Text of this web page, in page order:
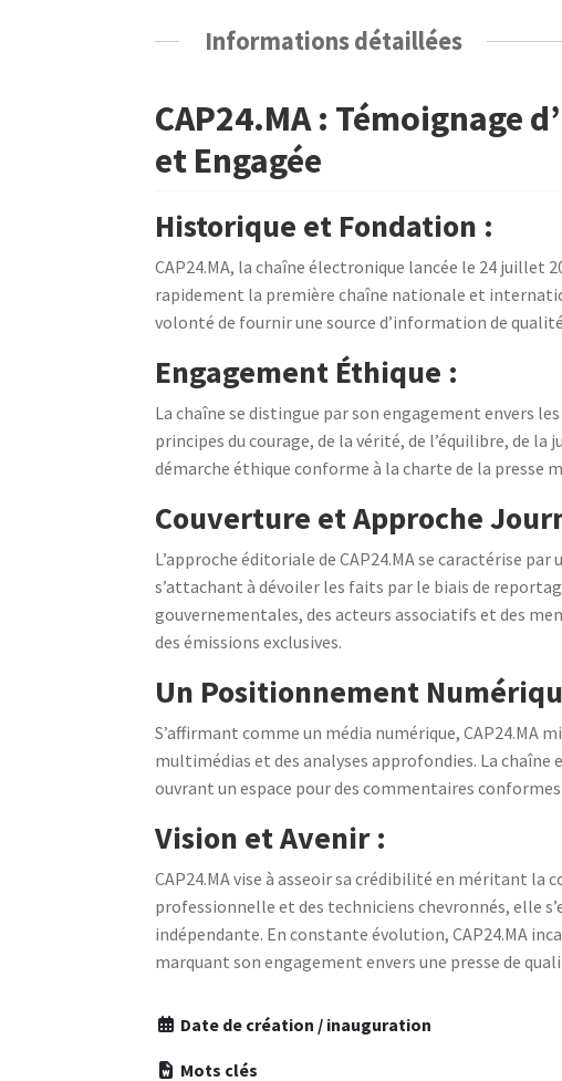
Informations détaillées
CAP24.MA : Témoignage
et Engagée
Historique et Fondation :
CAP24.MA, la chaîne électronique lancée le 24 juillet
rapidement la première chaîne nationale et
volonté de fournir une source d’information de
Engagement Éthique :
La chaîne se distingue par son engagement envers
principes du courage, de la vérité, de l’équilibre, de la
démarche éthique conforme à la charte de la presse
Couverture et Approche
L’approche éditoriale de CAP24.MA se caractérise
s’attachant à dévoiler les faits par le biais de
gouvernementales, des acteurs associatifs et des
des émissions exclusives.
Un Positionnement
S’affirmant comme un média numérique, CAP24.MA
multimédias et des analyses approfondies. La
ouvrant un espace pour des commentaires conformes
Vision et Avenir :
CAP24.MA vise à asseoir sa crédibilité en méritant la
professionnelle et des techniciens chevronnés, elle
indépendante. En constante évolution, CAP24.MA
marquant son engagement envers une presse de
Date de création / inauguration
Mots clés